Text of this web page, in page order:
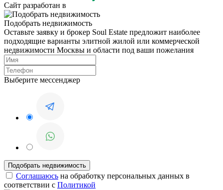
Сайт разработан в
Подобрать недвижимость
Оставьте заявку и брокер Soul Estate предложит наиболее
подходящие варианты элитной жилой или коммерческой
недвижимости Москвы и области под ваши пожелания
Выберите мессенджер
Соглашаюсь на обработку персональных данных в
соответствии с Политикой